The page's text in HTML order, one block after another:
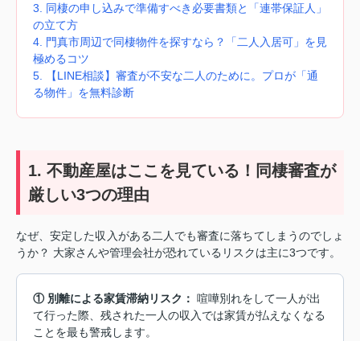
3. 同棲の申し込みで準備すべき必要書類と「連帯保証人」
の立て方
4. 門真市周辺で同棲物件を探すなら？「二人入居可」を見
極めるコツ
5. 【LINE相談】審査が不安な二人のために。プロが「通
る物件」を無料診断
1. 不動産屋はここを見ている！同棲審査が
厳しい3つの理由
なぜ、安定した収入がある二人でも審査に落ちてしまうのでしょ
うか？ 大家さんや管理会社が恐れているリスクは主に3つです。
① 別離による家賃滞納リスク： 喧嘩別れをして一人が出
て行った際、残された一人の収入では家賃が払えなくなる
ことを最も警戒します。